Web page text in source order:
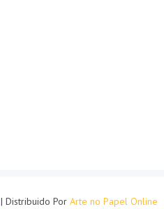
| Distribuido Por Arte no Papel Online